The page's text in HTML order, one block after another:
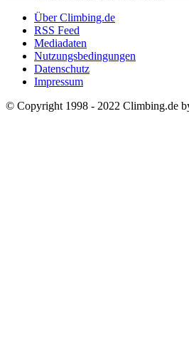
Über Climbing.de
RSS Feed
Mediadaten
Nutzungsbedingungen
Datenschutz
Impressum
© Copyright 1998 - 2022 Climbing.de